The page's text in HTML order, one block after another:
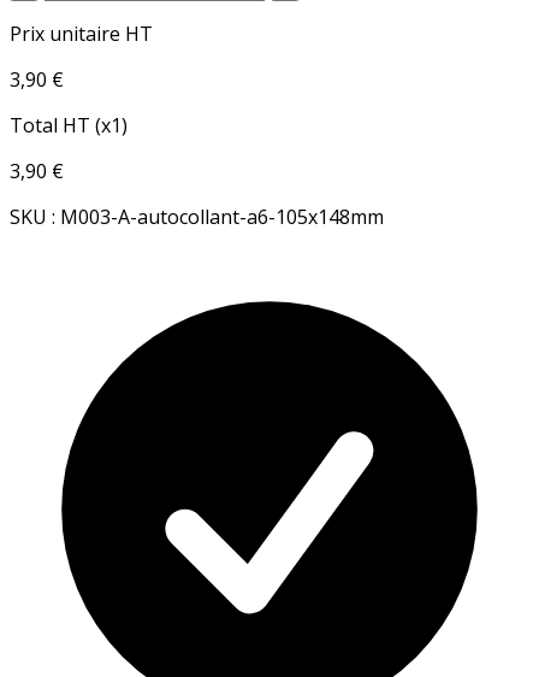
Prix unitaire HT
3,90 €
Total HT (x1)
3,90 €
SKU : M003-A-autocollant-a6-105x148mm